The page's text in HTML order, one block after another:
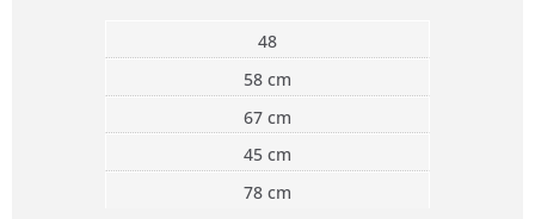
48
58 cm
67 cm
45 cm
78 cm